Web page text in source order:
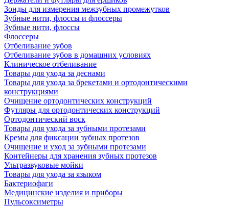
Зонды для измерения межзубных промежутков
Зубные нити, флоссы и флоссеры
Зубные нити, флоссы
Флоссеры
Отбеливание зубов
Отбеливание зубов в домашних условиях
Клиническое отбеливание
Товары для ухода за деснами
Товары для ухода за брекетами и ортодонтическими
конструкциями
Очищение ортодонтических конструкций
Футляры для ортодонтических конструкций
Ортодонтический воск
Товары для ухода за зубными протезами
Кремы для фиксации зубных протезов
Очищение и уход за зубными протезами
Контейнеры для хранения зубных протезов
Ультразвуковые мойки
Товары для ухода за языком
Бактериофаги
Медицинские изделия и приборы
Пульсоксиметры